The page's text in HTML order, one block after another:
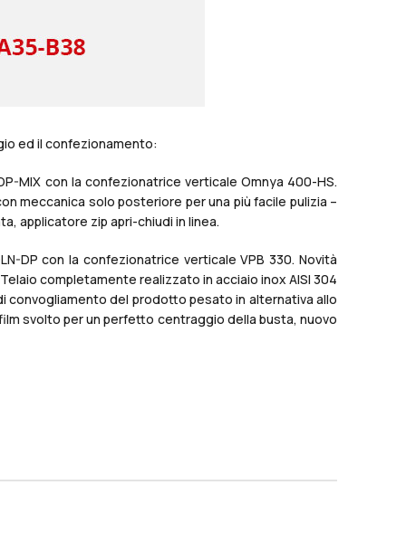
ed il confezionamento:
MIX con la confezionatrice verticale Omnya 400-HS.
meccanica solo posteriore per una più facile pulizia –
applicatore zip apri-chiudi in linea.
DP con la confezionatrice verticale VPB 330. Novità
completamente realizzato in acciaio inox AISI 304
convogliamento del prodotto pesato in alternativa allo
svolto per un perfetto centraggio della busta, nuovo